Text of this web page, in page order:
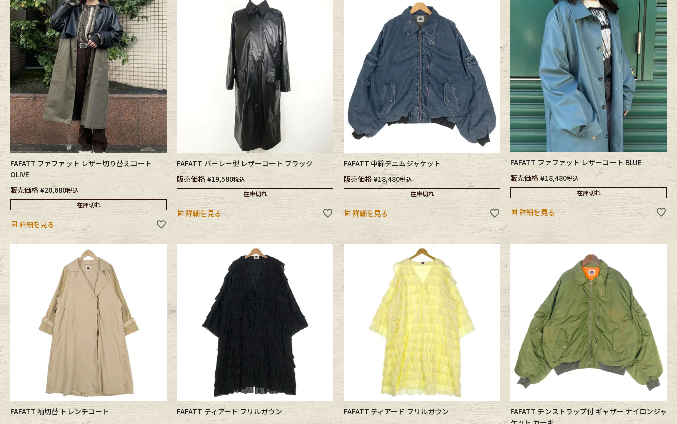
Fafatt Kidswear
小物・アクセサリーから探す
Eye Wear
Bag Stall・Scarf
Accessory Shoes
Belt antique goods
FAFATT
FAFATT ファファット レザー切り替えコート
OLIVE
販売価格 ¥20,680税込
在庫切れ
詳細を見る
FAFATT バーレー型 レザーコート ブラック
販売価格 ¥19,580税込
在庫切れ
詳細を見る
FAFATT 中綿デニムジャケット
販売価格 ¥18,480税込
在庫切れ
詳細を見る
FAFATT ファファット レザーコート BLUE
販売価格 ¥18,480税込
在庫切れ
詳細を見る
FAFATT 袖切替 トレンチコート
FAFATT ティアード フリルガウン
FAFATT ティアード フリルガウン
FAFATT チンストラップ付 ギャザー ナイロンジャ